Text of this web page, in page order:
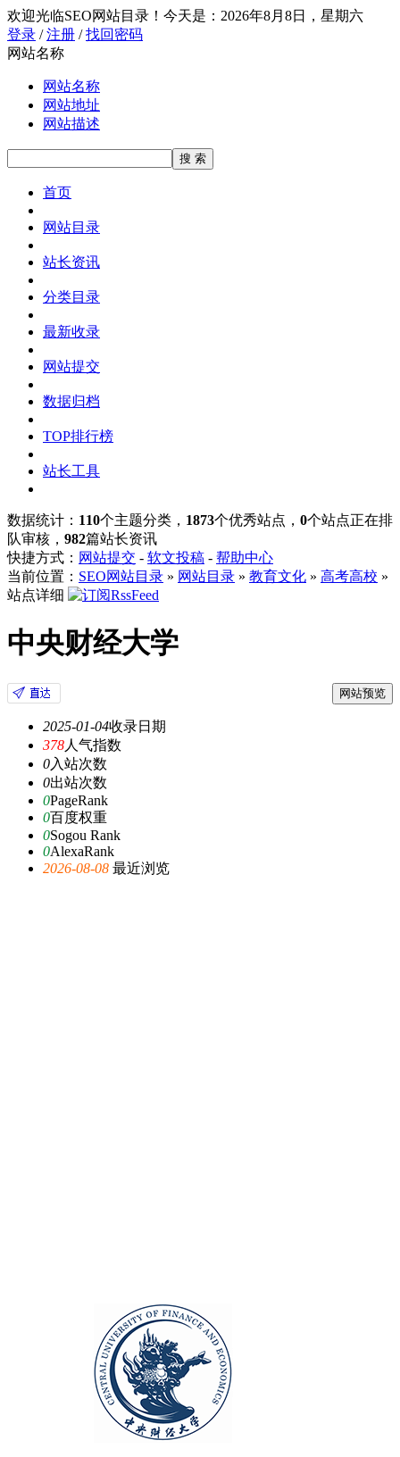
欢迎光临SEO网站目录！ 今天是：2026年8月8日，星期六
登录 /注册 /找回密码
网站名称
网站名称
网站地址
网站描述
首页
网站目录
站长资讯
分类目录
最新收录
网站提交
数据归档
TOP排行榜
站长工具
数据统计： 110个主题分类， 1873个优秀站点， 0个站点正在排
队审核， 982篇站长资讯
快捷方式： 网站提交 - 软文投稿 - 帮助中心
当前位置： SEO网站目录 » 网站目录 » 教育文化 » 高考高校 »
站点详细
中央财经大学
网站预览
2025-01-04收录日期
378人气指数
0入站次数
0出站次数
0PageRank
0百度权重
0Sogou Rank
0AlexaRank
2026-08-08 最近浏览